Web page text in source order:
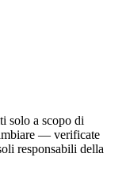
solo a scopo di
— verificate
responsabili della